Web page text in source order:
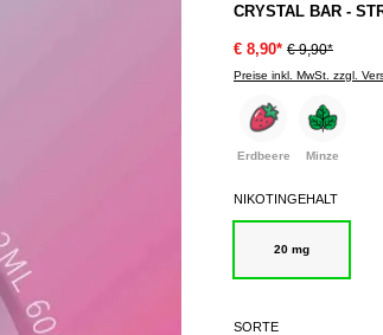
CRYSTAL BAR -
€ 8,90* € 9,90*
Preise inkl. MwSt. zzgl.
Erdbeere Minze
NIKOTINGEHALT
20 mg
SORTE